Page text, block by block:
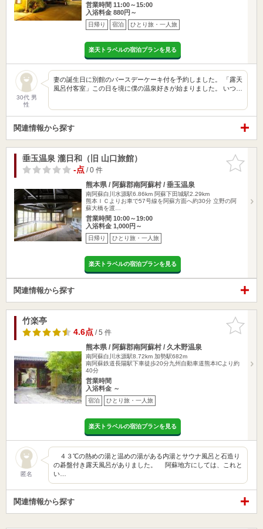
営業時間 11:00～15:00
入浴料金 880円～
日帰り 宿泊 ひとり旅・一人旅
楽天トラベルの宿泊プランを見る
30代 男
性
妻の誕生日に別館のバースデーケーキ付を予約しました。 「露天
風呂付客室」この日を境に僕の温泉好きが始まりました。 いつ…
関連情報から探す
お気に入
りに追加
垂玉温泉 瀧日和（旧 山口旅館）
-点/ 0 件
熊本県 / 阿蘇郡南阿蘇村 / 垂玉温泉
南阿蘇白川水源駅6.86km 阿蘇下田城駅2.29km
熊本ＩＣよりお車で57号線を阿蘇方面へ約30分 立野の阿
蘇大橋を渡…
営業時間 10:00～19:00
入浴料金 1,000円～
日帰り ひとり旅・一人旅
楽天トラベルの宿泊プランを見る
関連情報から探す
お気に入
りに追加
竹楽亭
4.6点/ 5 件
熊本県 / 阿蘇郡南阿蘇村 / 久木野温泉
南阿蘇白川水源駅8.72km 加勢駅682m
南阿蘇鉄道長陽駅下車徒歩20分九州自動車道熊本ICより約
40分
営業時間
入浴料金 ～
宿泊 ひとり旅・一人旅
楽天トラベルの宿泊プランを見る
匿名
４３℃の熱めの湯と温めの湯がある内湯とサウナ風呂と石造り
の碁盤付き露天風呂がありました。 阿蘇地方にしては、これと
い…
関連情報から探す